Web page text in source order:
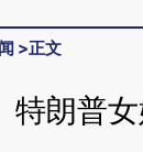
>正文
特朗普